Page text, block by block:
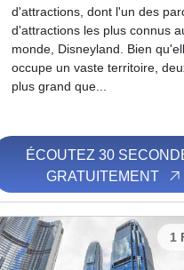
d'attractions, dont l'un des
d'attractions les plus connus
monde, Disneyland. Bien
occupe un vaste territoire,
plus grand que...
ÉCOUTEZ 30
GRATUITEMENT
1